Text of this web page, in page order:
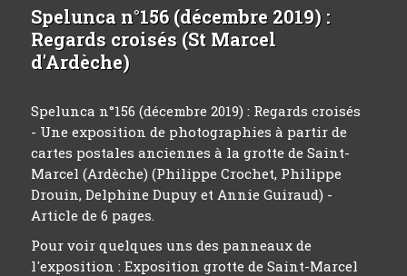
Spelunca n°156 (décembre 2019) :
Regards croisés (St Marcel
d'Ardèche)
Spelunca n°156 (décembre 2019) : Regards croisés
- Une exposition de photographies à partir de
cartes postales anciennes à la grotte de Saint-
Marcel (Ardèche) (Philippe Crochet, Philippe
Drouin, Delphine Dupuy et Annie Guiraud) -
Article de 6 pages.
Pour voir quelques uns des panneaux de
l'exposition : Exposition grotte de Saint-Marcel